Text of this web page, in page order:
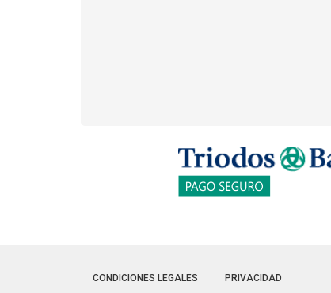
CONDICIONES LEGALES PRIVACIDAD